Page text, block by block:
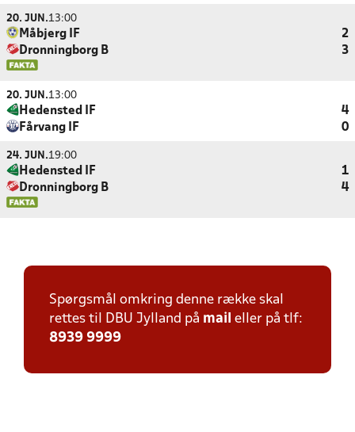
20. JUN.13:00
Måbjerg IF
2
Dronningborg B
3
20. JUN.13:00
Hedensted IF
4
Fårvang IF
0
24. JUN.19:00
Hedensted IF
1
Dronningborg B
4
Spørgsmål omkring denne række skal
rettes til DBU Jylland på mail eller på tlf:
8939 9999